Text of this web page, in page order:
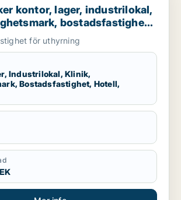
kontor, lager, industrilokal,
bostadsfastighet,
till salu i Stockholms
för uthyrning
Industrilokal, Klinik,
Bostadsfastighet, Hotell,